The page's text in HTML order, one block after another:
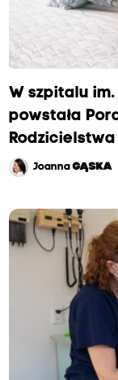
W szpitalu
powstała
Rodzicielstwa
JoannaGĄSKA